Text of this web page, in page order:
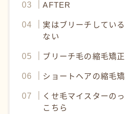
AFTER
実はブリーチしてい
ない
ブリーチ毛の縮毛矯
ショートヘアの縮毛
くせ毛マイスターの
こちら